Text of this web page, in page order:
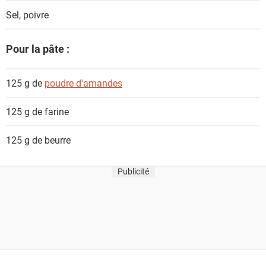
Sel, poivre
Pour la pâte :
125 g de poudre d'amandes
125 g defarine
125 g de beurre
Publicité